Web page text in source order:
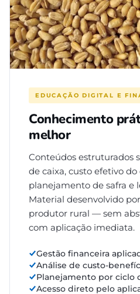
EDUCAÇÃO DIGITAL E
Conhecimento
melhor
Conteúdos estruturados
de caixa, custo efetivo do
planejamento de safra e
Material desenvolvido
produtor rural — sem
com aplicação imediata.
Gestão financeira
Análise de custo-
Planejamento por ciclo
Acesso direto pelo